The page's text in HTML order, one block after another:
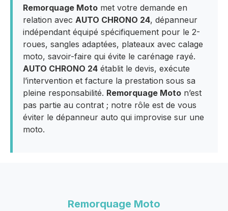
Remorquage Moto met votre demande en
relation avec AUTO CHRONO 24, dépanneur
indépendant équipé spécifiquement pour le 2-
roues, sangles adaptées, plateaux avec calage
moto, savoir-faire qui évite le carénage rayé.
AUTO CHRONO 24 établit le devis, exécute
l’intervention et facture la prestation sous sa
pleine responsabilité. Remorquage Moto n’est
pas partie au contrat ; notre rôle est de vous
éviter le dépanneur auto qui improvise sur une
moto.
Remorquage Moto